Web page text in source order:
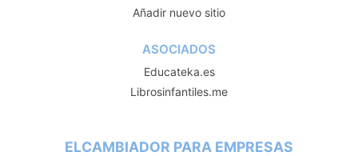
Añadir nuevo sitio
ASOCIADOS
Educateka.es
Librosinfantiles.me
ELCAMBIADOR PARA EMPRESAS